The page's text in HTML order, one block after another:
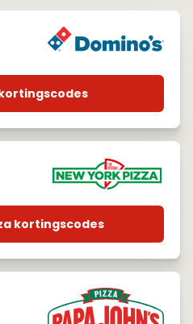
kortingscodes